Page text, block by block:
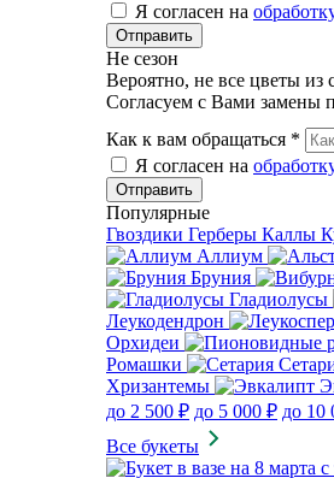
Я согласен на
Не сезон
Вероятно, не все цветы из
Согласуем с Вами замены
Как к вам обращаться *
Я согласен на
Популярные
Гвоздики Герберы Каллы
Аллиум
Бруния
Гладиолусы
Леукодендрон
Орхидеи
Ромашки
Хризантемы
до 2 500 ₽ до 5 000 ₽ до 10
Все букеты